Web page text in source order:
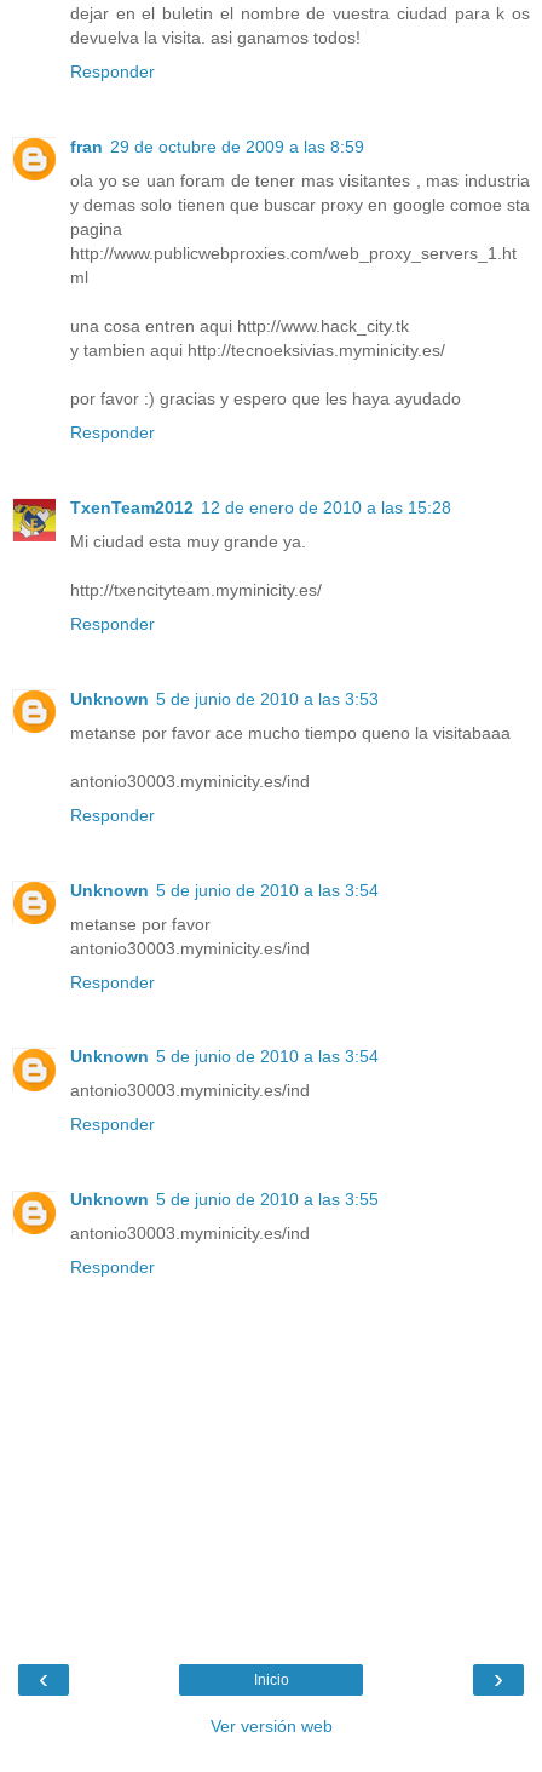
dejar en el buletin el nombre de vuestra ciudad para k os
devuelva la visita. asi ganamos todos!
Responder
fran 29 de octubre de 2009 a las 8:59
ola yo se uan foram de tener mas visitantes , mas industria
y demas solo tienen que buscar proxy en google comoe sta
pagina
http://www.publicwebproxies.com/web_proxy_servers_1.ht
ml
una cosa entren aqui http://www.hack_city.tk
y tambien aqui http://tecnoeksivias.myminicity.es/
por favor :) gracias y espero que les haya ayudado
Responder
TxenTeam2012 12 de enero de 2010 a las 15:28
Mi ciudad esta muy grande ya.
http://txencityteam.myminicity.es/
Responder
Unknown 5 de junio de 2010 a las 3:53
metanse por favor ace mucho tiempo queno la visitabaaa
antonio30003.myminicity.es/ind
Responder
Unknown 5 de junio de 2010 a las 3:54
metanse por favor
antonio30003.myminicity.es/ind
Responder
Unknown 5 de junio de 2010 a las 3:54
antonio30003.myminicity.es/ind
Responder
Unknown 5 de junio de 2010 a las 3:55
antonio30003.myminicity.es/ind
Responder
‹ ›
Inicio
Ver versión web